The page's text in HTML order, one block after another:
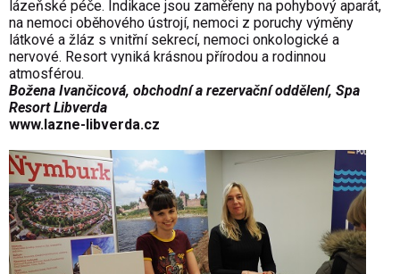
lázeňské péče. Indikace jsou zaměřeny na pohybový aparát,
na nemoci oběhového ústrojí, nemoci z poruchy výměny
látkové a žláz s vnitřní sekrecí, nemoci onkologické a
nervové. Resort vyniká krásnou přírodou a rodinnou
atmosférou.
Božena Ivančicová, obchodní a rezervační oddělení, Spa
Resort Libverda
www.lazne-libverda.cz